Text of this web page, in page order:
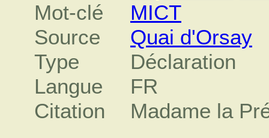
Mot-clé
MICT
Source
Quai d'Orsay
Type
Déclaration
Langue
FR
Citation
Madame la